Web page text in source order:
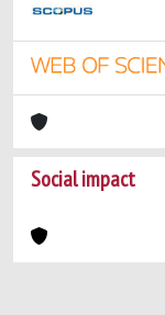
Social impact